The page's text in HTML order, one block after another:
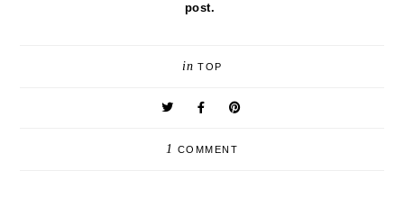
post.
in TOP
1 COMMENT